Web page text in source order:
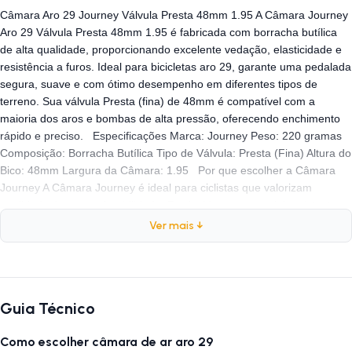
Câmara Aro 29 Journey Válvula Presta 48mm 1.95 A Câmara Journey
Aro 29 Válvula Presta 48mm 1.95 é fabricada com borracha butílica
de alta qualidade, proporcionando excelente vedação, elasticidade e
resistência a furos. Ideal para bicicletas aro 29, garante uma pedalada
segura, suave e com ótimo desempenho em diferentes tipos de
terreno. Sua válvula Presta (fina) de 48mm é compatível com a
maioria dos aros e bombas de alta pressão, oferecendo enchimento
rápido e preciso. Especificações Marca: Journey Peso: 220 gramas
Composição: Borracha Butílica Tipo de Válvula: Presta (Fina) Altura do
Bico: 48mm Largura da Câmara: 1.95 Por que escolher a Câmara
Journey A Câmara Journey é ideal para ciclistas que valorizam
de alta elasticidade, oferece ótima retenção de ar e desempenho
constante, mesmo em trajetos longos. É uma escolha confiável para
correta e segura. Antes da montagem, verifique se o pneu e o aro
ferramentas pontiagudas para não perfurar o material e encha o pneu
Ver mais ↓
Guia Técnico
Como escolher câmara de ar aro 29